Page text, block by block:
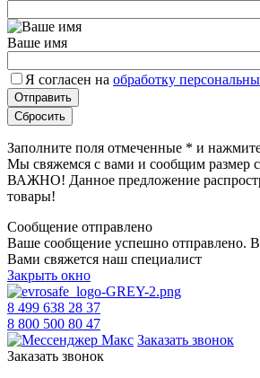
Ваше имя
Я согласен на обработку
Заполните поля отмеченные * и
Мы свяжемся с вами и сообщим размер
ВАЖНО! Данное предложение
товары!
Сообщение отправлено
Ваше сообщение успешно отправлено.
Вами свяжется наш специалист
Закрыть окно
8 499 638 28 37
8 800 500 80 47
Заказать звонок
Заказать звонок